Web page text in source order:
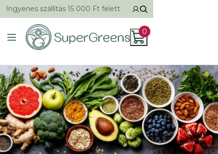
Ingyenes szállítás 15 000 Ft felett
0